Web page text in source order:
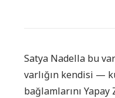
Satya Nadella bu
varlığın kendisi —
bağlamlarını